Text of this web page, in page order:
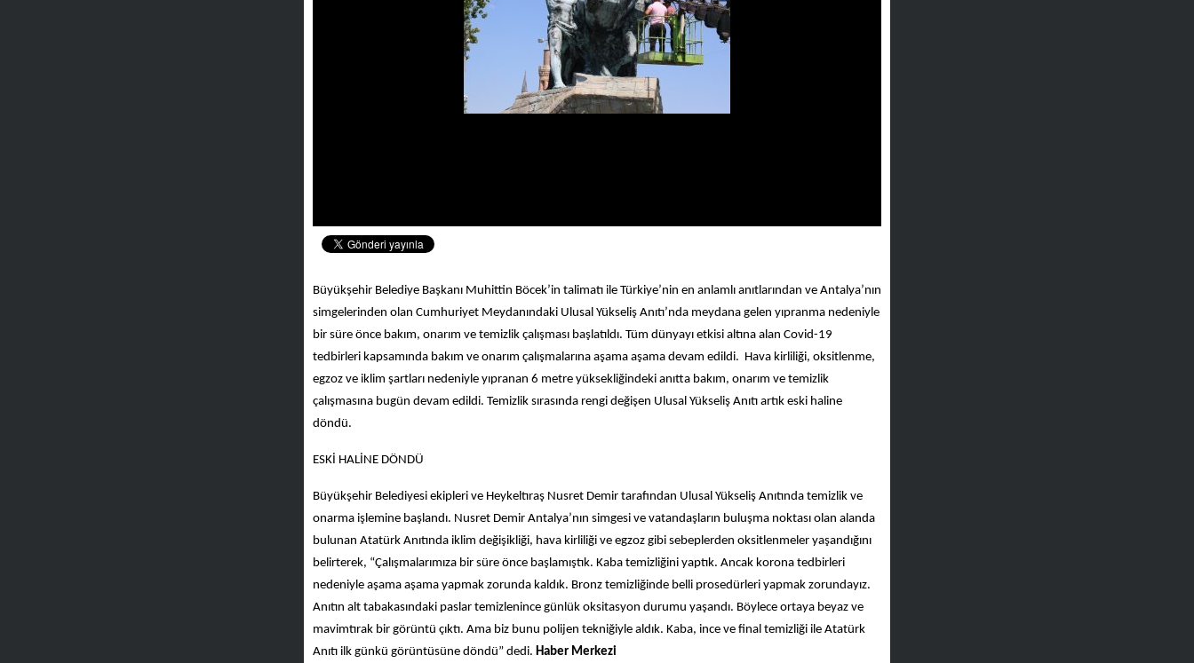
Büyükşehir Belediye Başkanı Muhittin Böcek’in talimatı ile Türkiye’nin en anlamlı anıtlarından ve Antalya’nın
simgelerinden olan Cumhuriyet Meydanındaki Ulusal Yükseliş Anıtı’nda meydana gelen yıpranma nedeniyle
bir süre önce bakım, onarım ve temizlik çalışması başlatıldı. Tüm dünyayı etkisi altına alan Covid-19
tedbirleri kapsamında bakım ve onarım çalışmalarına aşama aşama devam edildi. Hava kirliliği, oksitlenme,
egzoz ve iklim şartları nedeniyle yıpranan 6 metre yüksekliğindeki anıtta bakım, onarım ve temizlik
çalışmasına bugün devam edildi. Temizlik sırasında rengi değişen Ulusal Yükseliş Anıtı artık eski haline
döndü.
ESKİ HALİNE DÖNDÜ
Büyükşehir Belediyesi ekipleri ve Heykeltıraş Nusret Demir tarafından Ulusal Yükseliş Anıtında temizlik ve
onarma işlemine başlandı. Nusret Demir Antalya’nın simgesi ve vatandaşların buluşma noktası olan alanda
bulunan Atatürk Anıtında iklim değişikliği, hava kirliliği ve egzoz gibi sebeplerden oksitlenmeler yaşandığını
belirterek, “Çalışmalarımıza bir süre önce başlamıştık. Kaba temizliğini yaptık. Ancak korona tedbirleri
nedeniyle aşama aşama yapmak zorunda kaldık. Bronz temizliğinde belli prosedürleri yapmak zorundayız.
Anıtın alt tabakasındaki paslar temizlenince günlük oksitasyon durumu yaşandı. Böylece ortaya beyaz ve
mavimtırak bir görüntü çıktı. Ama biz bunu polijen tekniğiyle aldık. Kaba, ince ve final temizliği ile Atatürk
Anıtı ilk günkü görüntüsüne döndü” dedi. Haber Merkezi